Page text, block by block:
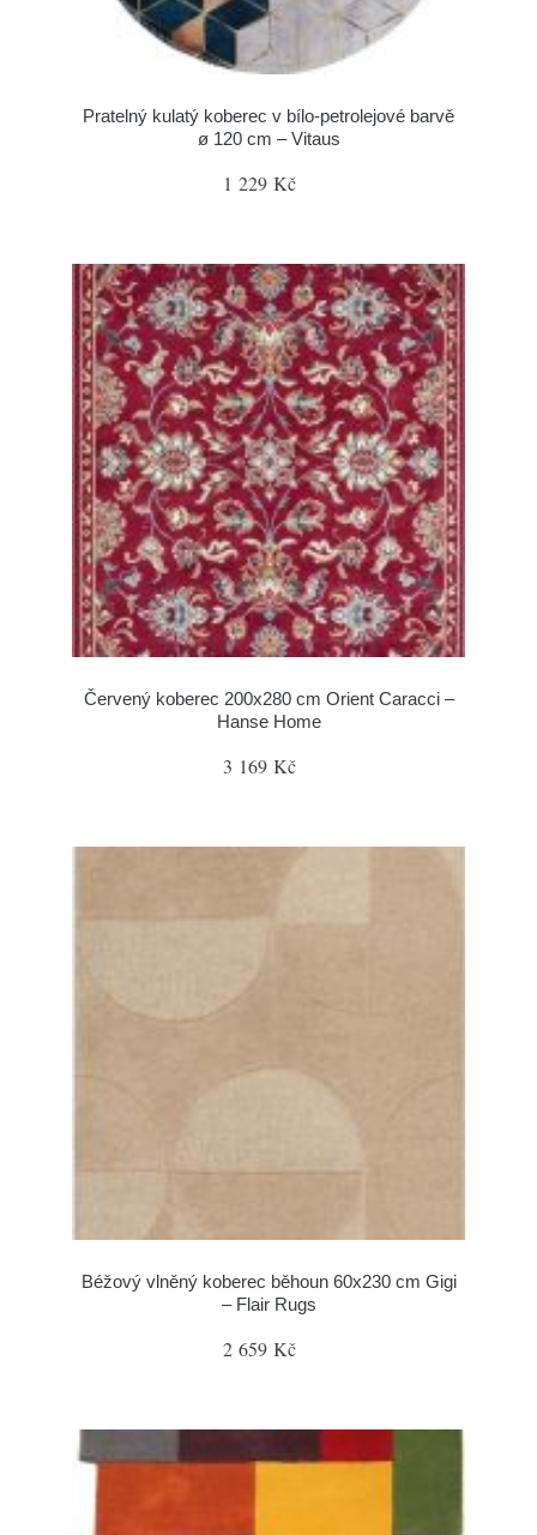
Pratelný kulatý koberec v bílo-petrolejové barvě
ø 120 cm – Vitaus
1 229 Kč
Červený koberec 200x280 cm Orient Caracci –
Hanse Home
3 169 Kč
Béžový vlněný koberec běhoun 60x230 cm Gigi
– Flair Rugs
2 659 Kč